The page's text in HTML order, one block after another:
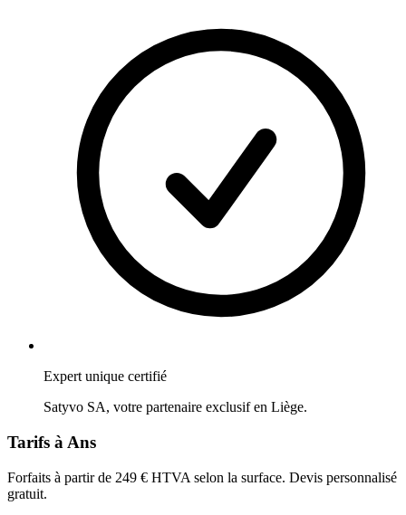
Expert unique certifié
Satyvo SA, votre partenaire exclusif en Liège.
Tarifs à Ans
Forfaits à partir de 249 € HTVA selon la surface. Devis personnalisé
gratuit.